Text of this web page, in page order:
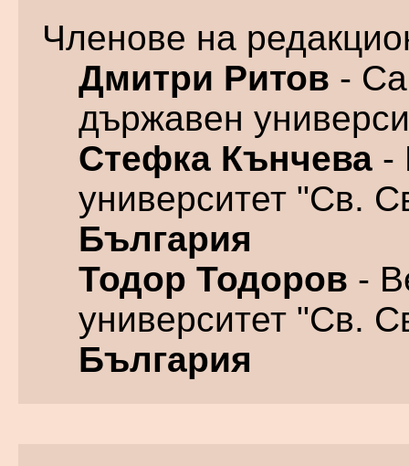
Членове на
Дмитри Ритов -
държавен
Стефка Кънчева -
университет "Св.
България
Тодор Тодоров -
университет "Св.
България